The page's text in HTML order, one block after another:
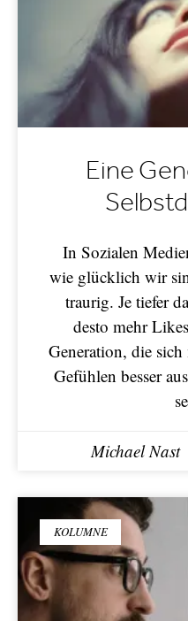
Eine
In Sozialen
wie glücklich wir
traurig. Je tiefer
desto mehr
Generation, die
Gefühlen besser
Michael Nast
KOLUMNE